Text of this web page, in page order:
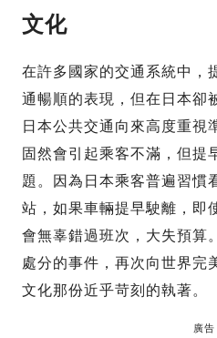
文化
在許多國家的交通系統中，
通暢順的表現，但在日本卻
日本公共交通向來高度重視
固然會引起乘客不滿，但提
題。因為日本乘客普遍習慣
站，如果車輛提早駛離，即
會無辜錯過班次，大失預算
處分的事件，再次向世界完
文化那份近乎苛刻的執著。
廣告